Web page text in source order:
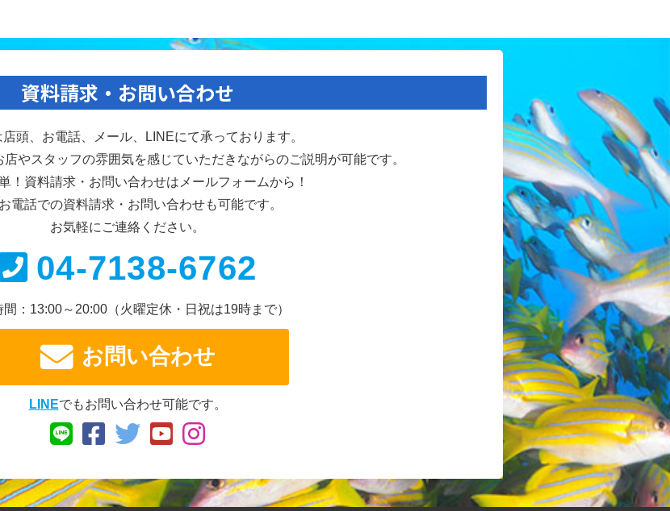
資料請求・お問い合わせ
頭、お電話、メール、
LINEにて承っております。
やスタッフの雰囲気を感じていただきながらのご説明が可能です。
！資料請求・お問い合わせは メールフォームから！
電話での資料請求・ お問い合わせも可能です。
お気軽にご連絡ください。
04-7138-6762
間：13:00～20:00 （火曜定休・日祝は19時まで）
お問い合わせ
LINEでもお問い合わせ可能です。